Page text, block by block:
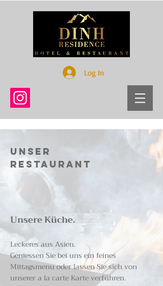
Log In
Unser
Restaurant
Unsere Küche.
Leckeres aus Asien.
GeniessenSie bei uns ein feines
Mittagsmenu oder lassen Sie sich von
unserer a la carte Karte verführen.